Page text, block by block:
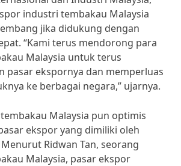
industri tembakau Malaysia
jika didukung dengan
“Kami terus mendorong para
Malaysia untuk terus
pasar ekspornya dan memperluas
ke berbagai negara,” ujarnya.
Malaysia pun optimis
ekspor yang dimiliki oleh
Ridwan Tan, seorang
Malaysia, pasar ekspor